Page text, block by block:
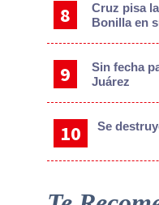
Cruz pisa
Bonilla en
Sin fecha
Juárez
Se